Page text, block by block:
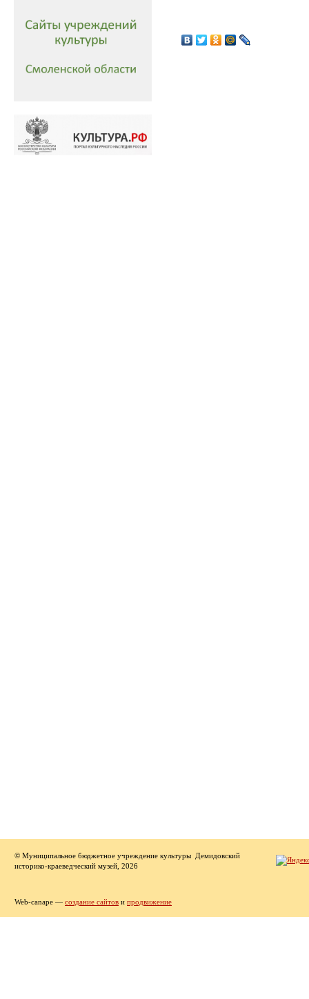
© Муниципальное бюджетное учреждение культуры Демидовский
историко-краеведческий музей, 2026
Web-canape — создание сайтов и продвижение